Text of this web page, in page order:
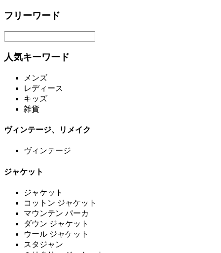
フリーワード
人気キーワード
メンズ
レディース
キッズ
雑貨
ヴィンテージ、リメイク
ヴィンテージ
ジャケット
ジャケット
コットン ジャケット
マウンテン パーカ
ダウン ジャケット
ウール ジャケット
スタジャン